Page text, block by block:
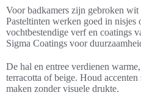
Voor badkamers zijn gebroken
Pasteltinten werken goed in
vochtbestendige verf en coatings
Sigma Coatings voor
De hal en entree verdienen
terracotta of beige. Houd
maken zonder visuele drukte.